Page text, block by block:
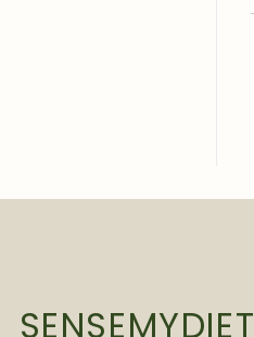
SENSEMYDIET